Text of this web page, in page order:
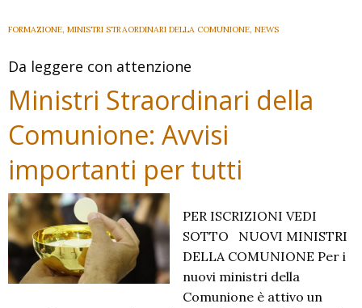
della
FORMAZIONE, MINISTRI STRAORDINARI DELLA COMUNIONE, NEWS
Da leggere con attenzione
Ministri Straordinari della
Comunione: Avvisi
importanti per tutti
PER ISCRIZIONI VEDI
SOTTO NUOVI MINISTRI
DELLA COMUNIONE Per i
nuovi ministri della
Comunione è attivo un